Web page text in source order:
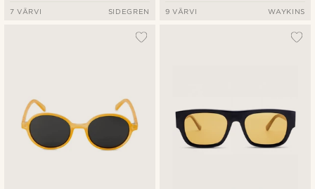
7 VÄRVI SIDEGREN 9 VÄRVI WAYKINS